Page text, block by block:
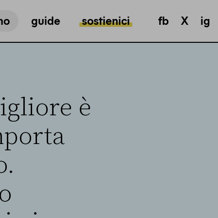
guide sostienici fb X ig
è